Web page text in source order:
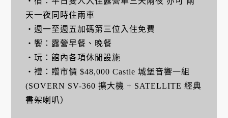
天一夜同時住兩車
・週一至週五加碼第三位入住免費
・饗：露營早餐、晚餐
・玩：館內各項休閒設施
・禮：贈市價 $48,000 Castle 城堡音響一組
(SOVERN SV-360 擴大機 + SATELLITE 經典
書架喇叭）